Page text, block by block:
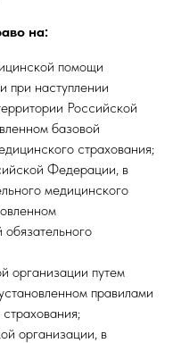
на:
помощи
при наступлении
Российской
базовой
страхования;
Федерации, в
медицинского
организации путем
правилами
организации, в